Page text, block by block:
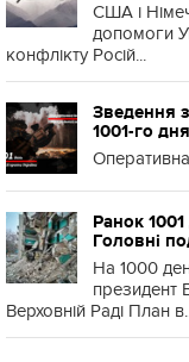
США і
допомоги
конфлікту Росій...
Зведення
1001-го
Ранок
Головні
На 1000
президент
Верховній Раді План